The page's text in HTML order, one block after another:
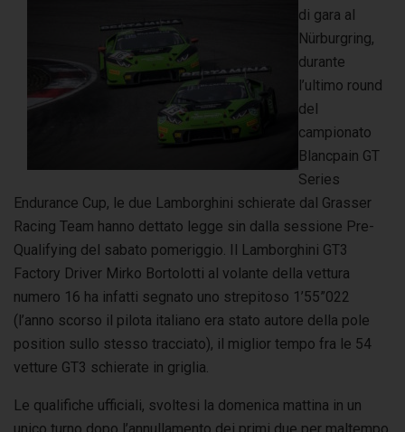
di gara al
Nürburgring,
durante
l’ultimo round
del
campionato
Blancpain GT
Series
Endurance Cup, le due Lamborghini schierate dal Grasser
Racing Team hanno dettato legge sin dalla sessione Pre-
Qualifying del sabato pomeriggio. Il Lamborghini GT3
Factory Driver Mirko Bortolotti al volante della vettura
numero 16 ha infatti segnato uno strepitoso 1’55”022
(l’anno scorso il pilota italiano era stato autore della pole
position sullo stesso tracciato), il miglior tempo fra le 54
vetture GT3 schierate in griglia.
Le qualifiche ufficiali, svoltesi la domenica mattina in un